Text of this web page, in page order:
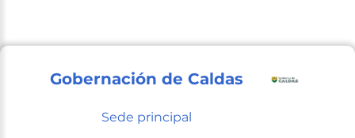
Gobernación de Caldas
Sede principal